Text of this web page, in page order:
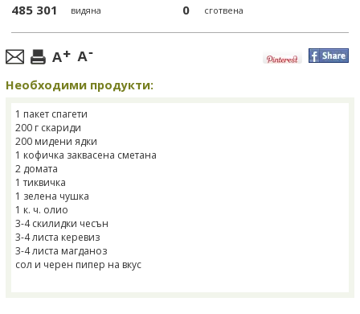
485 301 видяна 0 сготвена
Необходими продукти:
1 пакет спагети
200 г скариди
200 мидени ядки
1 кофичка заквасена сметана
2 домата
1 тиквичка
1 зелена чушка
1 к. ч. олио
3-4 скилидки чесън
3-4 листа керевиз
3-4 листа магданоз
сол и черен пипер на вкус